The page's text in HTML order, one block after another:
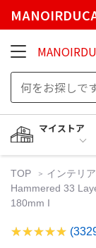
マイストア
TOP インテリ
Hammered 33
180mm I